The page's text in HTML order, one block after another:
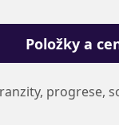
Položky a
progrese,